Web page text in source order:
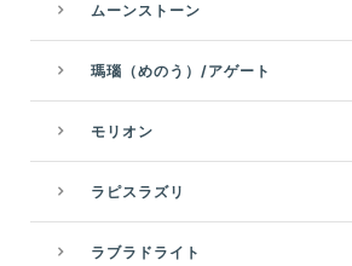
ムーンストーン
瑪瑙（めのう）/アゲート
モリオン
ラピスラズリ
ラブラドライト